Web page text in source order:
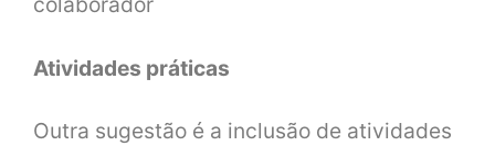
Atividades práticas
Outra sugestão é a inclusão de atividades